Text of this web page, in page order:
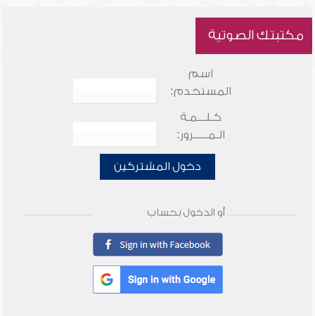
مكتبتك الصوتية
اسم
المستخدم:
كـلـــمـة
الـمـــــرور:
دخول المشتركين
أو الدخول بحساب